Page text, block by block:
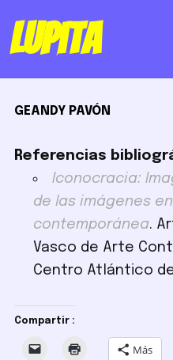
Lupita
GEANDY PAVÓN
Referencias
Iconocracia:
de las imágenes
contemporánea.
Vasco de Arte
Centro Atlántico
Compartir :
Más